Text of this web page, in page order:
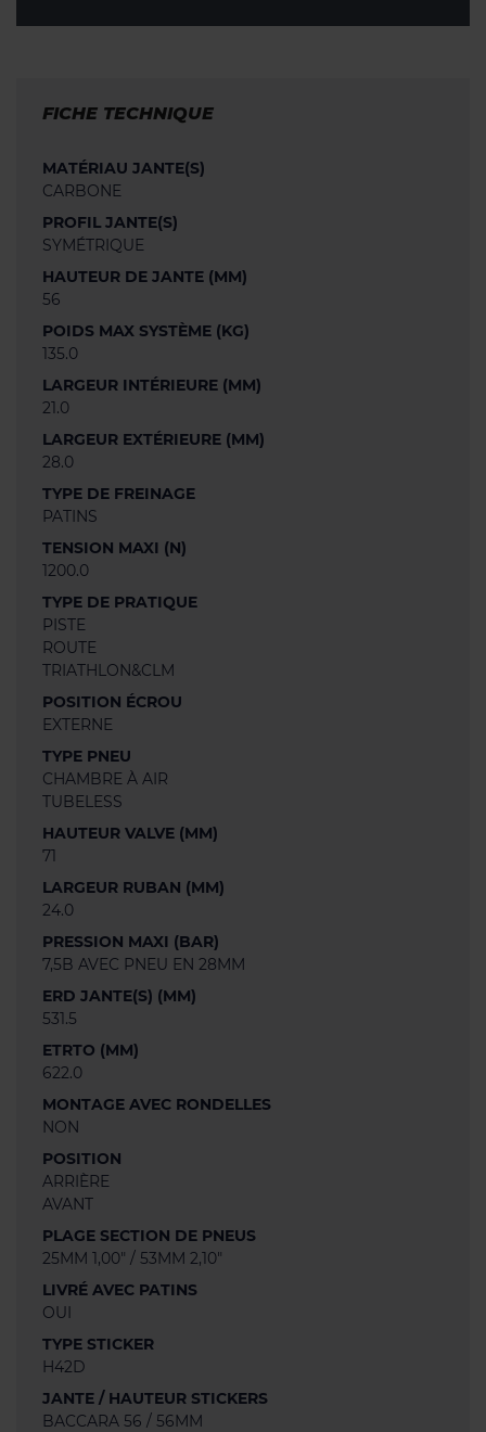
FICHE TECHNIQUE
MATÉRIAU JANTE(S)
CARBONE
PROFIL JANTE(S)
SYMÉTRIQUE
HAUTEUR DE JANTE (MM)
56
POIDS MAX SYSTÈME (KG)
135.0
LARGEUR INTÉRIEURE (MM)
21.0
LARGEUR EXTÉRIEURE (MM)
28.0
TYPE DE FREINAGE
PATINS
TENSION MAXI (N)
1200.0
TYPE DE PRATIQUE
PISTE
ROUTE
TRIATHLON&CLM
POSITION ÉCROU
EXTERNE
TYPE PNEU
CHAMBRE À AIR
TUBELESS
HAUTEUR VALVE (MM)
71
LARGEUR RUBAN (MM)
24.0
PRESSION MAXI (BAR)
7,5B AVEC PNEU EN 28MM
ERD JANTE(S) (MM)
531.5
ETRTO (MM)
622.0
MONTAGE AVEC RONDELLES
NON
POSITION
ARRIÈRE
AVANT
PLAGE SECTION DE PNEUS
25MM 1,00" / 53MM 2,10"
LIVRÉ AVEC PATINS
OUI
TYPE STICKER
H42D
JANTE / HAUTEUR STICKERS
BACCARA 56 / 56MM